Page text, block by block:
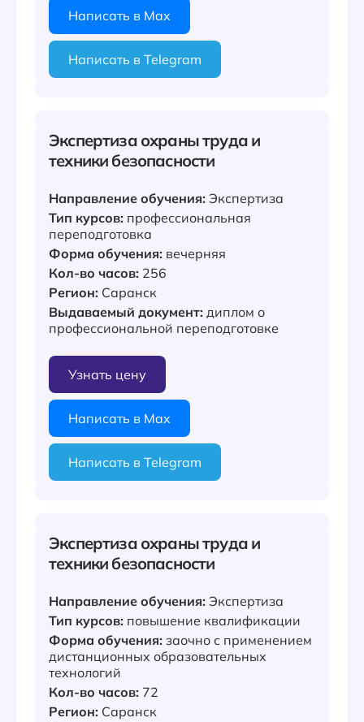
Написать в Max
Написать в Telegram
Экспертиза охраны труда и
техники безопасности
Направление обучения: Экспертиза
Тип курсов: профессиональная
переподготовка
Форма обучения: вечерняя
Кол-во часов: 256
Регион: Саранск
Выдаваемый документ: диплом о
профессиональной переподготовке
Узнать цену
Написать в Max
Написать в Telegram
Экспертиза охраны труда и
техники безопасности
Направление обучения: Экспертиза
Тип курсов: повышение квалификации
Форма обучения: заочно с применением
дистанционных образовательных
технологий
Кол-во часов: 72
Регион: Саранск